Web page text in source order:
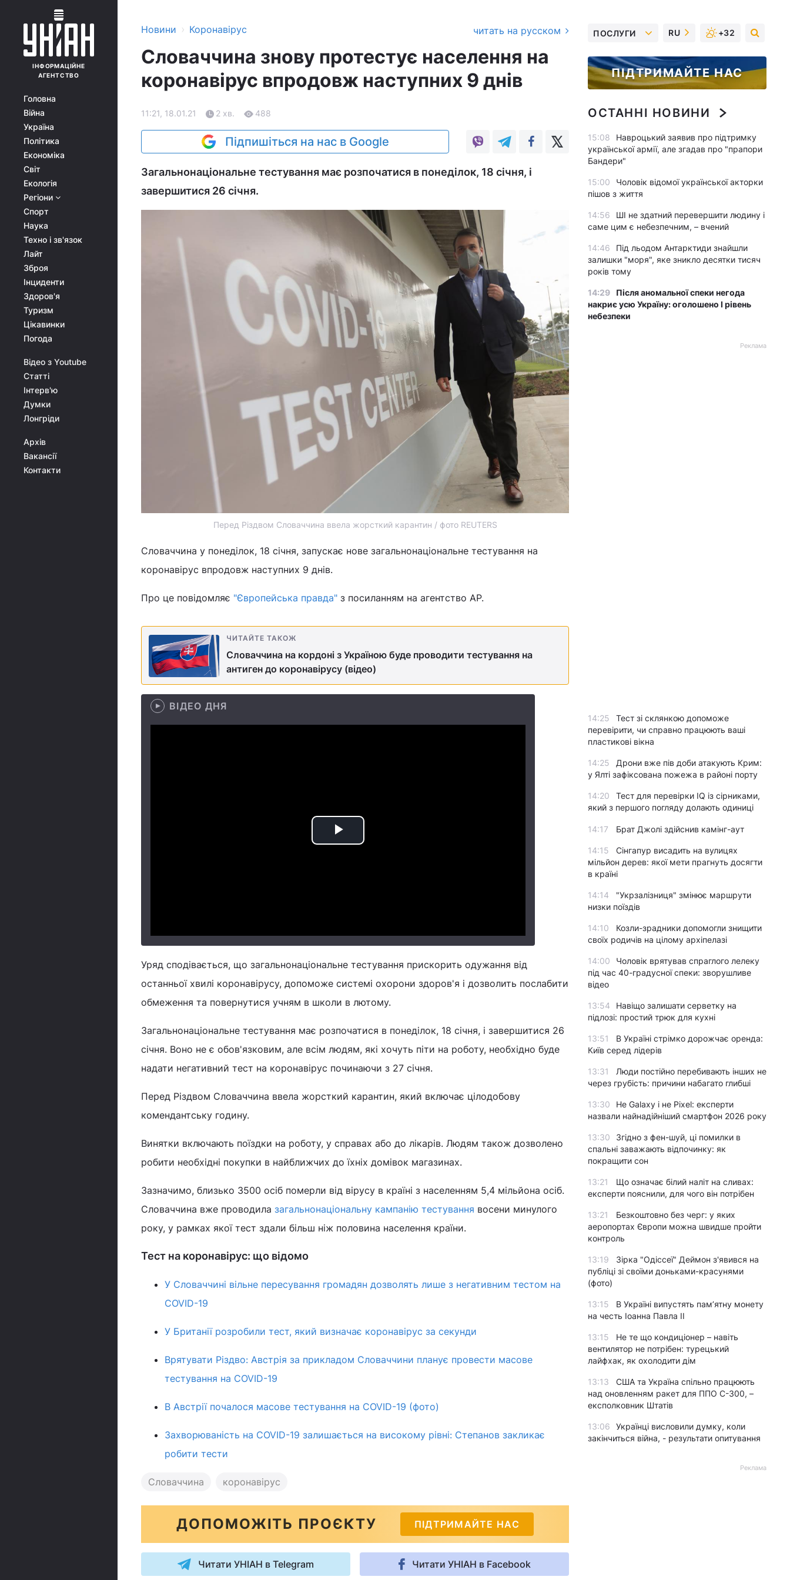
ІНФОРМАЦІЙНЕ
АГЕНТСТВО
Головна
Війна
Україна
Політика
Економіка
Світ
Екологія
Регіони
Спорт
Наука
Техно і зв'язок
Лайт
Зброя
Інциденти
Здоров'я
Туризм
Цікавинки
Погода
Відео з Youtube
Статті
Інтерв'ю
Думки
Лонгріди
Архів
Вакансії
Контакти
Новини › Коронавірус читать на русском
Словаччина знову протестує населення на
коронавірус впродовж наступних 9 днів
11:21, 18.01.21 2 хв. 488
Підпишіться на нас в Google
Загальнонаціональне тестування має розпочатися в понеділок, 18 січня, і
завершитися 26 січня.
Перед Різдвом Словаччина ввела жорсткий карантин / фото REUTERS
Словаччина у понеділок, 18 січня, запускає нове загальнонаціональне тестування на
коронавірус впродовж наступних 9 днів.
Про це повідомляє "Європейська правда" з посиланням на агентство AP.
ЧИТАЙТЕ ТАКОЖ
Словаччина на кордоні з Україною буде проводити тестування на
антиген до коронавірусу (відео)
ВІДЕО ДНЯ
Play
Уряд сподівається, що загальнонаціональне тестування прискорить одужання від
останньої хвилі коронавірусу, допоможе системі охорони здоров'я і дозволить послабити
обмеження та повернутися учням в школи в лютому.
Загальнонаціональне тестування має розпочатися в понеділок, 18 січня, і завершитися 26
січня. Воно не є обов'язковим, але всім людям, які хочуть піти на роботу, необхідно буде
надати негативний тест на коронавірус починаючи з 27 січня.
Перед Різдвом Словаччина ввела жорсткий карантин, який включає цілодобову
комендантську годину.
Винятки включають поїздки на роботу, у справах або до лікарів. Людям також дозволено
робити необхідні покупки в найближчих до їхніх домівок магазинах.
Зазначимо, близько 3500 осіб померли від вірусу в країні з населенням 5,4 мільйона осіб.
Словаччина вже проводила загальнонаціональну кампанію тестування восени минулого
року, у рамках якої тест здали більш ніж половина населення країни.
Тест на коронавірус: що відомо
У Словаччині вільне пересування громадян дозволять лише з негативним тестом на
COVID-19
У Британії розробили тест, який визначає коронавірус за секунди
Врятувати Різдво: Австрія за прикладом Словаччини планує провести масове
тестування на COVID-19
В Австрії почалося масове тестування на COVID-19 (фото)
Захворюваність на COVID-19 залишається на високому рівні: Степанов закликає
робити тести
Словаччина коронавірус
ДОПОМОЖІТЬ ПРОЄКТУ ПІДТРИМАЙТЕ НАС
Читати УНІАН в Telegram Читати УНІАН в Facebook
ПОСЛУГИ RU +32
ПІДТРИМАЙТЕ НАС
ОСТАННІ НОВИНИ
15:08
Навроцький заявив про підтримку
української армії, але згадав про "прапори
Бандери"
15:00
Чоловік відомої української акторки
пішов з життя
14:56
ШІ не здатний перевершити людину і
саме цим є небезпечним, – вчений
14:46
Під льодом Антарктиди знайшли
залишки "моря", яке зникло десятки тисяч
років тому
14:29
Після аномальної спеки негода
накриє усю Україну: оголошено І рівень
небезпеки
Реклама
14:25
Тест зі склянкою допоможе
перевірити, чи справно працюють ваші
пластикові вікна
14:25
Дрони вже пів доби атакують Крим:
у Ялті зафіксована пожежа в районі порту
14:20
Тест для перевірки IQ із сірниками,
який з першого погляду долають одиниці
14:17 Брат Джолі здійснив камінг-аут
14:15
Сінгапур висадить на вулицях
мільйон дерев: якої мети прагнуть досягти
в країні
14:14
"Укрзалізниця" змінює маршрути
низки поїздів
14:10
Козли-зрадники допомогли знищити
своїх родичів на цілому архіпелазі
14:00
Чоловік врятував спраглого лелеку
під час 40-градусної спеки: зворушливе
відео
13:54
Навіщо залишати серветку на
підлозі: простий трюк для кухні
13:51
В Україні стрімко дорожчає оренда:
Київ серед лідерів
13:31
Люди постійно перебивають інших не
через грубість: причини набагато глибші
13:30
Не Galaxy і не Pixel: експерти
назвали найнадійніший смартфон 2026 року
13:30
Згідно з фен-шуй, ці помилки в
спальні заважають відпочинку: як
покращити сон
13:21
Що означає білий наліт на сливах:
експерти пояснили, для чого він потрібен
13:21
Безкоштовно без черг: у яких
аеропортах Європи можна швидше пройти
контроль
13:19
Зірка "Одіссеї" Деймон з'явився на
публіці зі своїми доньками-красунями
(фото)
13:15
В Україні випустять пам’ятну монету
на честь Іоанна Павла II
13:15
Не те що кондиціонер – навіть
вентилятор не потрібен: турецький
лайфхак, як охолодити дім
13:13
США та Україна спільно працюють
над оновленням ракет для ППО С-300, –
експолковник Штатів
13:06
Українці висловили думку, коли
закінчиться війна, - результати опитування
Реклама